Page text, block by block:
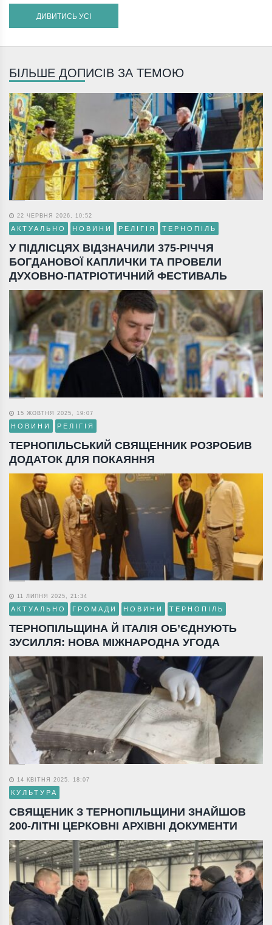
ДИВИТИСЬ УСІ
БІЛЬШЕ ДОПИСІВ ЗА ТЕМОЮ
22 ЧЕРВНЯ 2026, 10:52
АКТУАЛЬНО НОВИНИ РЕЛІГІЯ ТЕРНОПІЛЬ
У ПІДЛІСЦЯХ ВІДЗНАЧИЛИ 375-РІЧЧЯ
БОГДАНОВОЇ КАПЛИЧКИ ТА ПРОВЕЛИ
ДУХОВНО-ПАТРІОТИЧНИЙ ФЕСТИВАЛЬ
15 ЖОВТНЯ 2025, 19:07
НОВИНИ РЕЛІГІЯ
ТЕРНОПІЛЬСЬКИЙ СВЯЩЕННИК РОЗРОБИВ
ДОДАТОК ДЛЯ ПОКАЯННЯ
11 ЛИПНЯ 2025, 21:34
АКТУАЛЬНО ГРОМАДИ НОВИНИ ТЕРНОПІЛЬ
ТЕРНОПІЛЬЩИНА Й ІТАЛІЯ ОБ’ЄДНУЮТЬ
ЗУСИЛЛЯ: НОВА МІЖНАРОДНА УГОДА
14 КВІТНЯ 2025, 18:07
КУЛЬТУРА
СВЯЩЕНИК З ТЕРНОПІЛЬЩИНИ ЗНАЙШОВ
200-ЛІТНІ ЦЕРКОВНІ АРХІВНІ ДОКУМЕНТИ